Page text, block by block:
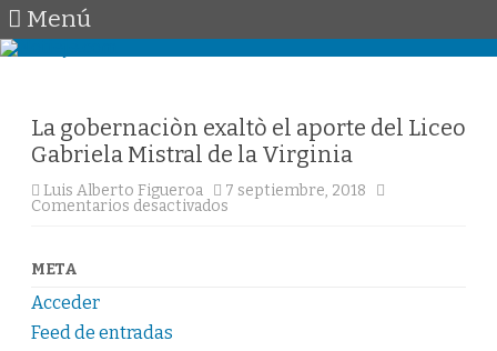
Menú
La gobernaciòn exaltò el aporte del Liceo
Gabriela Mistral de la Virginia
Luis Alberto Figueroa
7 septiembre, 2018
Comentarios desactivados
META
Acceder
Feed de entradas